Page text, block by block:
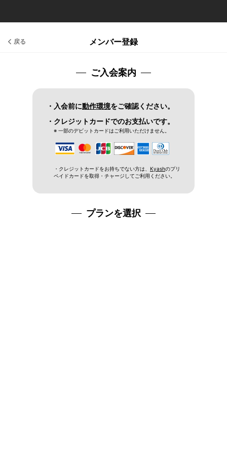
戻る メンバー登録
ご入会案内
・入会前に動作環境をご確認ください。
・クレジットカードでのお支払いです。
※ 一部のデビットカードはご利用いただけません。
・クレジットカードをお持ちでない方は、 Kyashのプリ
ペイドカードを取得・チャージしてご利用ください。
プランを選択